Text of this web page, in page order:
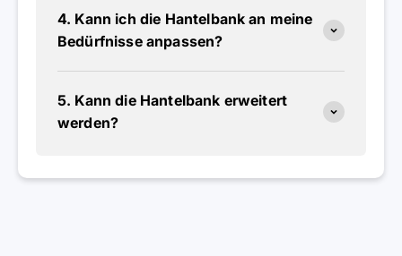
4. Kann ich die Hantelbank an meine
Bedürfnisse anpassen?
5. Kann die Hantelbank erweitert
werden?